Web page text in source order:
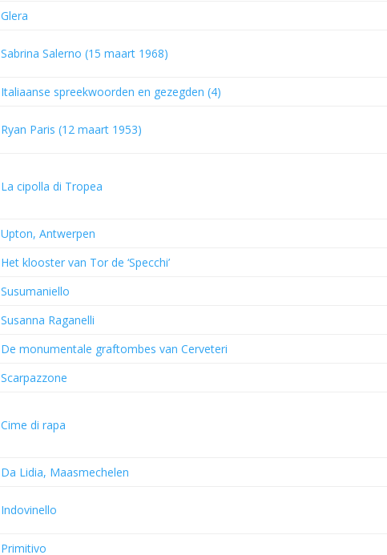
Glera
Sabrina Salerno (15 maart 1968)
Italiaanse spreekwoorden en gezegden (4)
Ryan Paris (12 maart 1953)
La cipolla di Tropea
Upton, Antwerpen
Het klooster van Tor de ‘Specchi’
Susumaniello
Susanna Raganelli
De monumentale graftombes van Cerveteri
Scarpazzone
Cime di rapa
Da Lidia, Maasmechelen
Indovinello
Primitivo